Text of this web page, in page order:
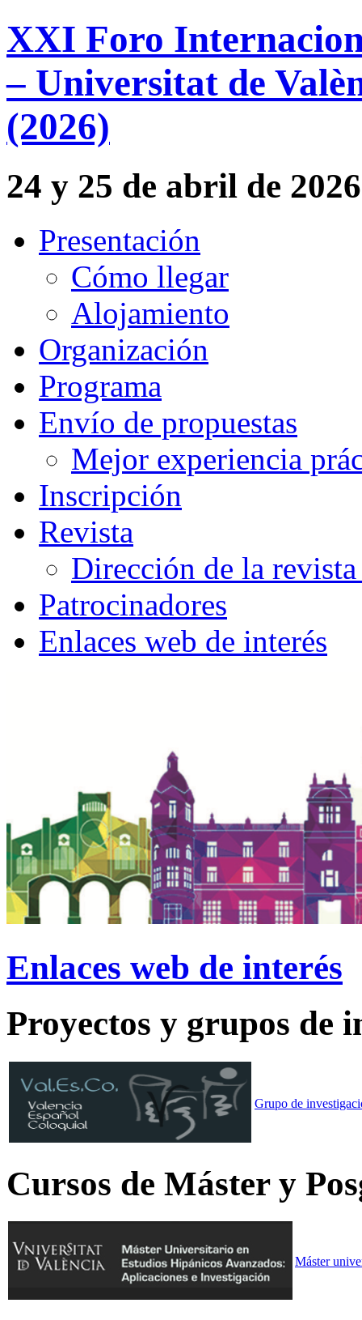
XXI Foro
– Universitat de
(2026)
24 y 25 de abril de
Presentación
Cómo llegar
Alojamiento
Organización
Programa
Envío de propuestas
Mejor experiencia
Inscripción
Revista
Dirección de la
Patrocinadores
Enlaces web de interés
Enlaces web de interés
Proyectos y grupos de
Grupo de
Cursos de Máster y
Máster